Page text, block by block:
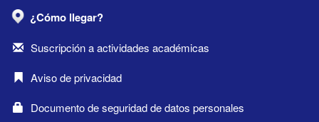
¿Cómo llegar?
Suscripción a actividades académicas
Aviso de privacidad
Documento de seguridad de datos personales